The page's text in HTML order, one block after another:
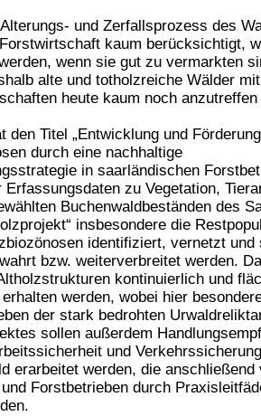
und Zerfallsprozess des
kaum berücksichtigt,
wenn sie gut zu vermarkten
alte und totholzreiche Wälder
heute kaum noch
den Titel „Entwicklung und
durch eine nachhaltige
in saarländischen
zu Vegetation,
Buchenwaldbeständen des
insbesondere die
identifiziert, vernetzt und
bzw. weiterverbreitet werden.
kontinuierlich und
werden, wobei hier
der stark bedrohten
sollen außerdem
und
erarbeitet werden, die anschließend
Forstbetrieben durch